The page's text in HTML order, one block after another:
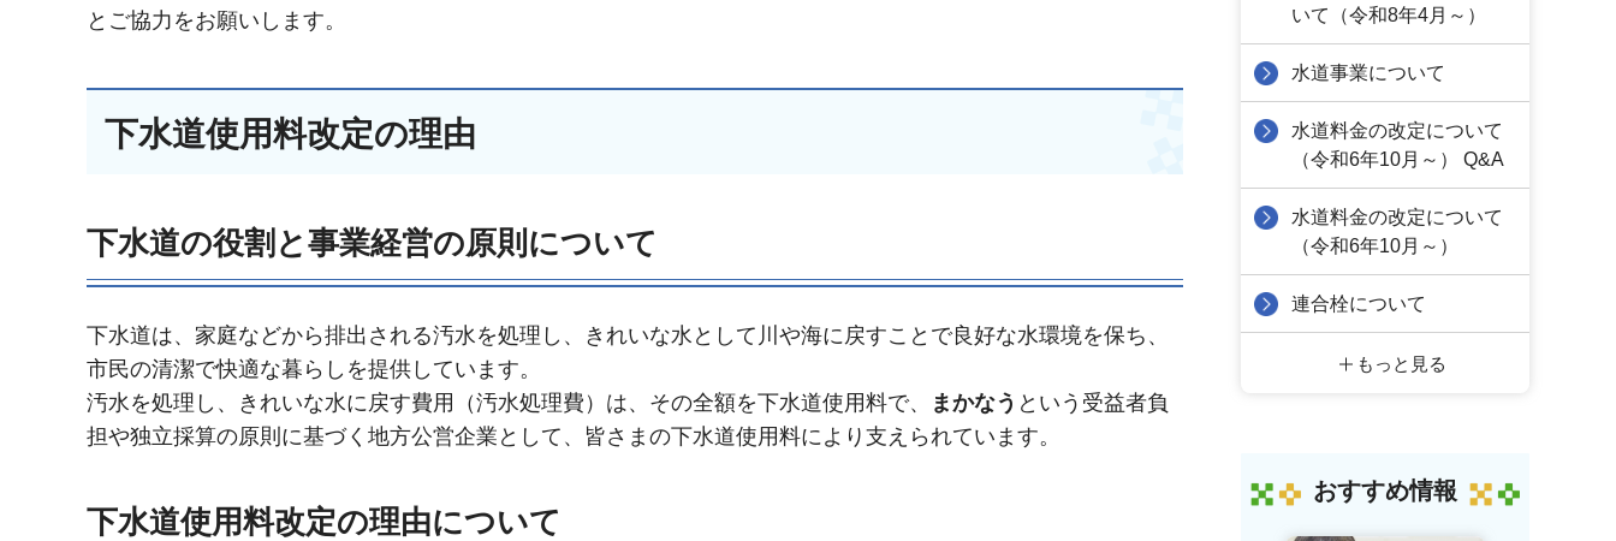
とご協力をお願いします。
下水道使用料改定の理由
下水道の役割と事業経営の原則について
下水道は、家庭などから排出される汚水を処理し、きれいな水として川や海に戻すことで良好な水環境を保ち、
市民の清潔で快適な暮らしを提供しています。
汚水を処理し、きれいな水に戻す費用（汚水処理費）は、その全額を下水道使用料で、
まかなう という受益者負
担や独立採算の原則に基づく地方公営企業として、皆さまの下水道使用料により支えられています。
下水道使用料改定の理由について
いて（令和8年4月～）
水道事業について
水道料金の改定について
（令和6年10月～） Q&A
水道料金の改定について
（令和6年10月～）
連合栓について
もっと見る
おすすめ情報